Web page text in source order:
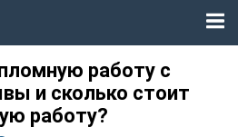
работу с
и сколько стоит
работу?